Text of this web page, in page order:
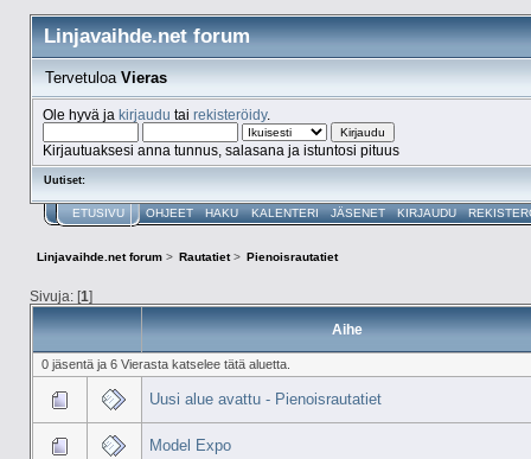
Linjavaihde.net forum
TervetuloaVieras
Ole hyvä ja kirjaudu tai rekisteröidy.
Kirjautuaksesi anna tunnus, salasana ja istuntosi pituus
Uutiset:
ETUSIVU OHJEET HAKU KALENTERI JÄSENET KIRJAUDU
Linjavaihde.net forum> Rautatiet> Pienoisrautatiet
Sivuja: [1]
Aihe
0 jäsentä ja 6 Vierasta katselee tätä aluetta.
Uusi alue avattu - Pienoisrautatiet
Model Expo